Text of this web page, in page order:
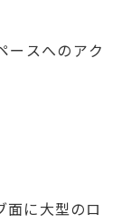
ースへのアク
面に大型のロ